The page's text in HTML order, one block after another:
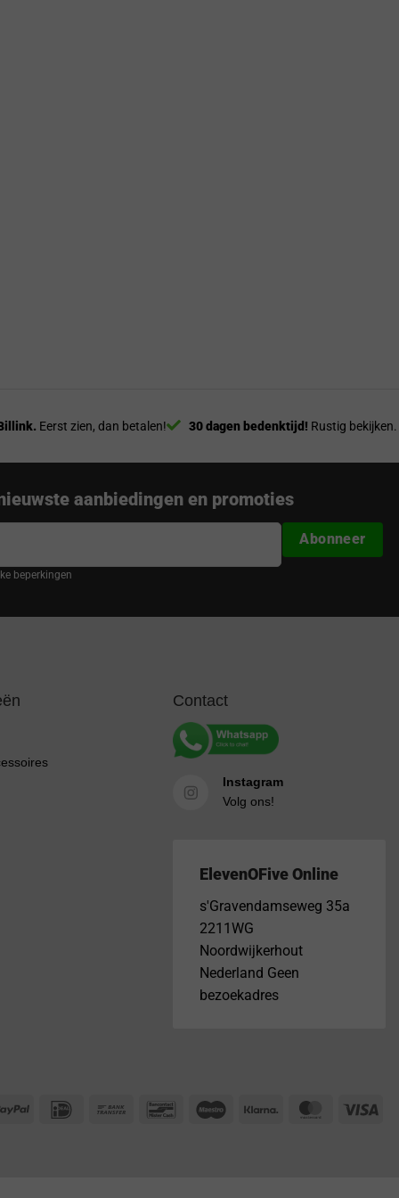
Eerst zien, dan betalen! 30 dagen bedenktijd! Rustig bekijken.
aanbiedingen en promoties
beperkingen
Abonneer
Contact
Instagram
Volg ons!
ElevenOFive Online
s'Gravendamseweg 35a
2211WG
Noordwijkerhout
Nederland Geen
bezoekadres
PayPal IDeal
Bank
BancontactMaestro Klarna